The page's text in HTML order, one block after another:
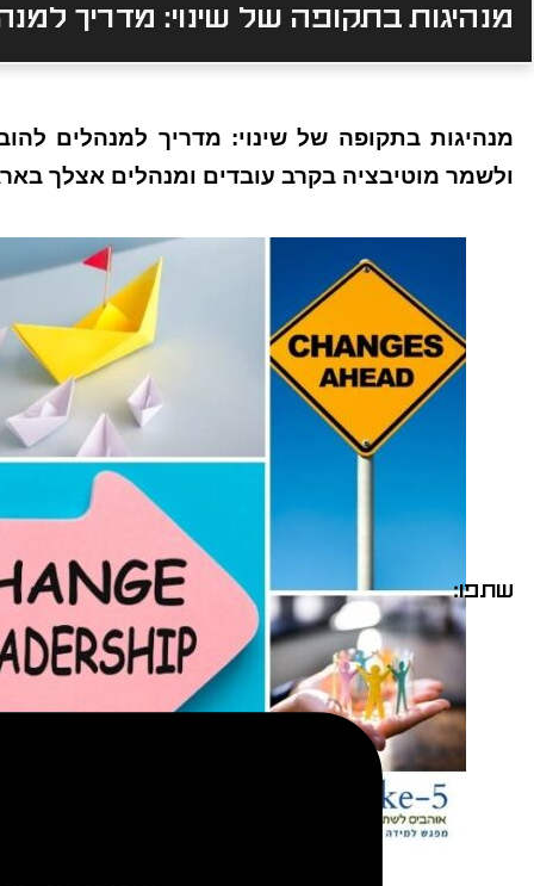
מנהיגות בתקופה של שינוי: מדריך
מנהיגות בתקופה של שינוי: מדריך למנהלים
ולשמר מוטיבציה בקרב עובדים ומנהלים אצלך
שתפו: